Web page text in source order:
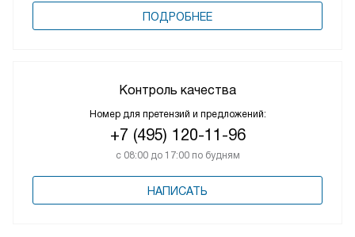
ПОДРОБНЕЕ
Контроль качества
Номер для претензий и предложений:
+7 (495) 120-11-96
с 08:00 до 17:00 по будням
НАПИСАТЬ